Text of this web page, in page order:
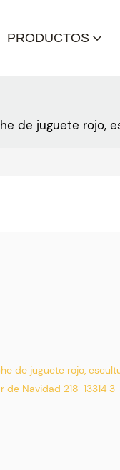
PRODUCTOS
de juguete rojo,